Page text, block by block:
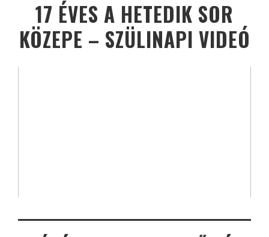
17 ÉVES A HETEDIK SOR
KÖZEPE – SZÜLINAPI VIDEÓ